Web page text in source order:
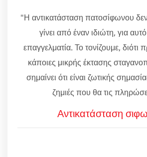
"Η αντικατάσταση πατοσίφωνου
γίνει από έναν ιδιώτη, για
επαγγελματία. Το τονίζουμε, διότι
κάποιες μικρής έκτασης
σημαίνει ότι είναι ζωτικής
ζημιές που θα τις
Αντικατάσταση